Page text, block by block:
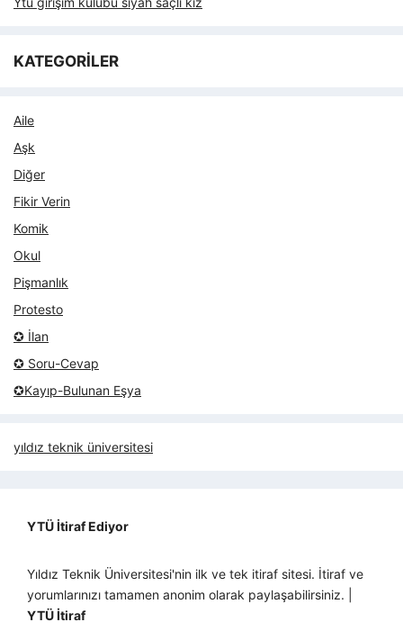
KATEGORİLER
Aile
Aşk
Diğer
Fikir Verin
Komik
Okul
Pişmanlık
Protesto
✪ İlan
✪ Soru-Cevap
✪Kayıp-Bulunan Eşya
yıldız teknik üniversitesi
YTÜ İtiraf Ediyor
Yıldız Teknik Üniversitesi'nin ilk ve tek itiraf sitesi. İtiraf ve
yorumlarınızı tamamen anonim olarak paylaşabilirsiniz. |
YTÜ İtiraf